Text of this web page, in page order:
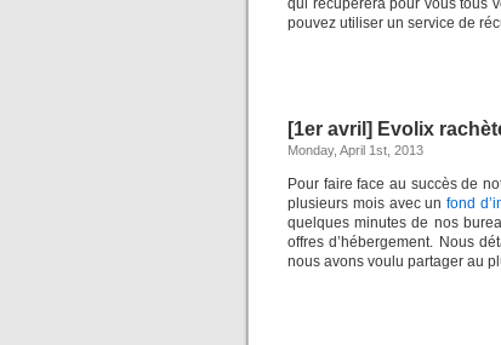
qui récupèrera pour vous tous
pouvez utiliser un service de
[1er avril] Evolix
Monday, April 1st, 2013
Pour faire face au succès de
plusieurs mois avec un fond
quelques minutes de nos
offres d’hébergement. Nous
nous avons voulu partager au